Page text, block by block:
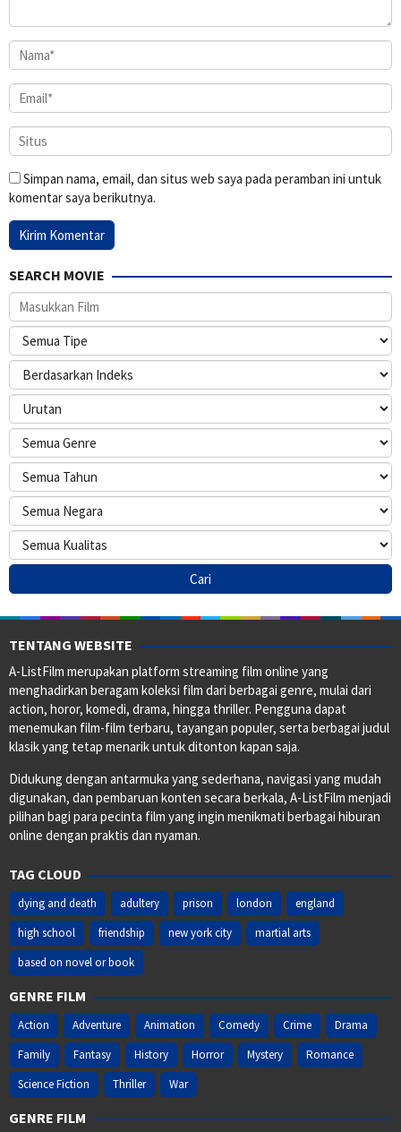
Simpan nama, email, dan situs web saya pada peramban ini untuk
komentar saya berikutnya.
SEARCH MOVIE
TENTANG WEBSITE
A-ListFilm merupakan platform streaming film online yang
menghadirkan beragam koleksi film dari berbagai genre, mulai dari
action, horor, komedi, drama, hingga thriller. Pengguna dapat
menemukan film-film terbaru, tayangan populer, serta berbagai judul
klasik yang tetap menarik untuk ditonton kapan saja.
Didukung dengan antarmuka yang sederhana, navigasi yang mudah
digunakan, dan pembaruan konten secara berkala, A-ListFilm menjadi
pilihan bagi para pecinta film yang ingin menikmati berbagai hiburan
online dengan praktis dan nyaman.
TAG CLOUD
dying and death adultery prison london
england
high school
friendship new york city
martial arts
based on novel or book
GENRE FILM
Action Adventure Animation Comedy Crime
Drama
Family
Fantasy History Horror Mystery
Romance
Science Fiction
Thriller War
GENRE FILM